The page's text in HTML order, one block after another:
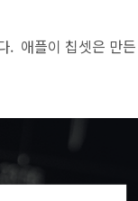
. 애플이 칩셋은 만든